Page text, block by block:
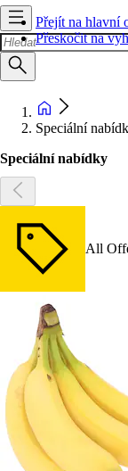
Přejít na hlavní
Přeskočit na
Speciální
Speciální nabídky
All